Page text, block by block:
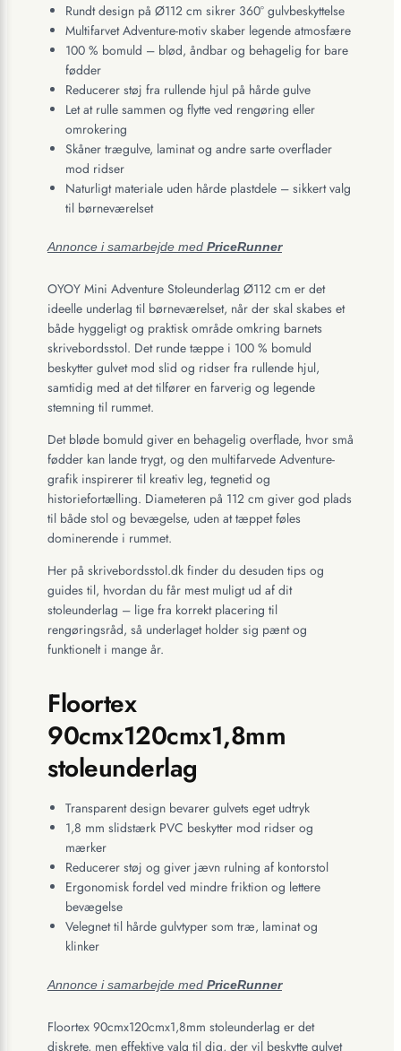
Rundt design på Ø112 cm sikrer 360° gulvbeskyttelse
Multifarvet Adventure-motiv skaber legende atmosfære
100 % bomuld – blød, åndbar og behagelig for bare
fødder
Reducerer støj fra rullende hjul på hårde gulve
Let at rulle sammen og flytte ved rengøring eller
omrokering
Skåner trægulve, laminat og andre sarte overflader
mod ridser
Naturligt materiale uden hårde plastdele – sikkert valg
til børneværelset
Annonce i samarbejde med PriceRunner
OYOY Mini Adventure Stoleunderlag Ø112 cm er det
ideelle underlag til børneværelset, når der skal skabes et
både hyggeligt og praktisk område omkring barnets
skrivebordsstol. Det runde tæppe i 100 % bomuld
beskytter gulvet mod slid og ridser fra rullende hjul,
samtidig med at det tilfører en farverig og legende
stemning til rummet.
Det bløde bomuld giver en behagelig overflade, hvor små
fødder kan lande trygt, og den multifarvede Adventure-
grafik inspirerer til kreativ leg, tegnetid og
historiefortælling. Diameteren på 112 cm giver god plads
til både stol og bevægelse, uden at tæppet føles
dominerende i rummet.
Her på skrivebordsstol.dk finder du desuden tips og
guides til, hvordan du får mest muligt ud af dit
stoleunderlag – lige fra korrekt placering til
rengøringsråd, så underlaget holder sig pænt og
funktionelt i mange år.
Floortex
90cmx120cmx1,8mm
stoleunderlag
Transparent design bevarer gulvets eget udtryk
1,8 mm slidstærk PVC beskytter mod ridser og
mærker
Reducerer støj og giver jævn rulning af kontorstol
Ergonomisk fordel ved mindre friktion og lettere
bevægelse
Velegnet til hårde gulvtyper som træ, laminat og
klinker
Annonce i samarbejde med PriceRunner
Floortex 90cmx120cmx1,8mm stoleunderlag er det
diskrete, men effektive valg til dig, der vil beskytte gulvet